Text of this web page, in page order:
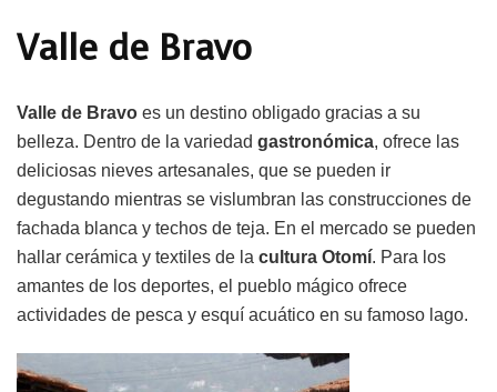
Valle de Bravo
Valle de Bravo es un destino obligado gracias a su
belleza. Dentro de la variedad gastronómica, ofrece las
deliciosas nieves artesanales, que se pueden ir
degustando mientras se vislumbran las construcciones de
fachada blanca y techos de teja. En el mercado se pueden
hallar cerámica y textiles de la cultura Otomí. Para los
amantes de los deportes, el pueblo mágico ofrece
actividades de pesca y esquí acuático en su famoso lago.